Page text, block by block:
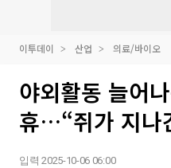
이투데이 산업 의료/바이오
야외활동 늘어
휴…“쥐가 지나
입력 2025-10-06 06:00